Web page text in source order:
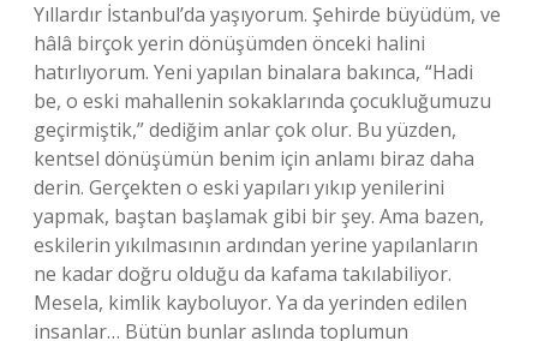
Yıllardır İstanbul’da yaşıyorum. Şehirde büyüdüm, ve
hâlâ birçok yerin dönüşümden önceki halini
hatırlıyorum. Yeni yapılan binalara bakınca, “Hadi
be, o eski mahallenin sokaklarında çocukluğumuzu
geçirmiştik,” dediğim anlar çok olur. Bu yüzden,
kentsel dönüşümün benim için anlamı biraz daha
derin. Gerçekten o eski yapıları yıkıp yenilerini
yapmak, baştan başlamak gibi bir şey. Ama bazen,
eskilerin yıkılmasının ardından yerine yapılanların
ne kadar doğru olduğu da kafama takılabiliyor.
Mesela, kimlik kayboluyor. Ya da yerinden edilen
insanlar… Bütün bunlar aslında toplumun